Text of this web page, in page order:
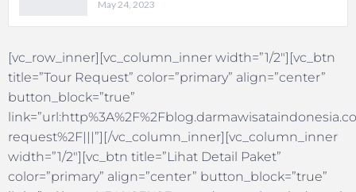
May 24, 2023
[vc_row_inner][vc_column_inner width=”1/2″][vc_btn
title=”Tour Request” color=”primary” align=”center”
button_block=”true”
request%2F|||”][/vc_column_inner][vc_column_inner
width=”1/2″][vc_btn title=”Lihat Detail Paket”
color=”primary” align=”center” button_block=”true”